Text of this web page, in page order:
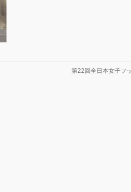
第22回全日本女子フ